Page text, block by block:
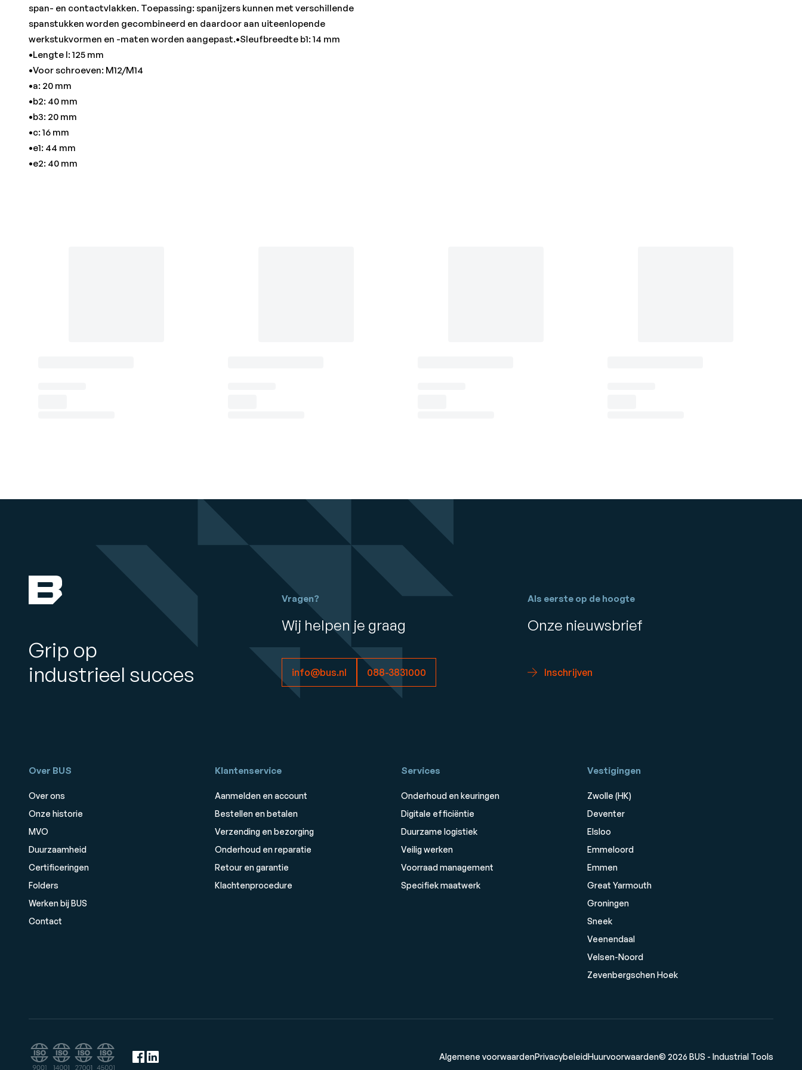
span- en contactvlakken. Toepassing: spanijzers kunnen met verschillende
spanstukken worden gecombineerd en daardoor aan uiteenlopende
werkstukvormen en -maten worden aangepast.•Sleufbreedte b1: 14 mm
•Lengte l: 125 mm
•Voor schroeven: M12/M14
•a: 20 mm
•b2: 40 mm
•b3: 20 mm
•c: 16 mm
•e1: 44 mm
•e2: 40 mm
Grip op
industrieel succes
Vragen?
Wij helpen je graag
info@bus.nl 088-3831000
Als eerste op de hoogte
Onze nieuwsbrief
Inschrijven
Over BUS
Over ons
Onze historie
MVO
Duurzaamheid
Certificeringen
Folders
Werken bij BUS
Contact
Klantenservice
Aanmelden en account
Bestellen en betalen
Verzending en bezorging
Onderhoud en reparatie
Retour en garantie
Klachtenprocedure
Services
Onderhoud en keuringen
Digitale efficiëntie
Duurzame logistiek
Veilig werken
Voorraad management
Specifiek maatwerk
Vestigingen
Zwolle (HK)
Deventer
Elsloo
Emmeloord
Emmen
Great Yarmouth
Groningen
Sneek
Veenendaal
Velsen-Noord
Zevenbergschen Hoek
Algemene voorwaardenPrivacybeleidHuurvoorwaarden© 2026 BUS - Industrial Tools